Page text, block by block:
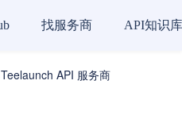
找服务商 API知识库
Teelaunch API 服务商